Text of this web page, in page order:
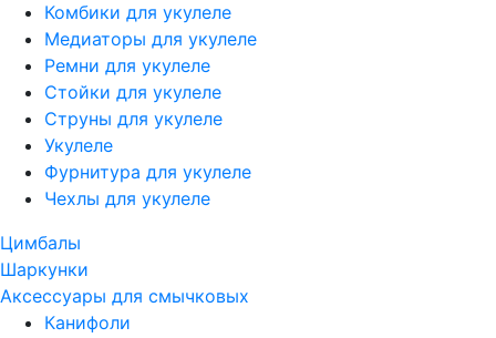
Комбики для укулеле
Медиаторы для укулеле
Ремни для укулеле
Стойки для укулеле
Струны для укулеле
Укулеле
Фурнитура для укулеле
Чехлы для укулеле
Цимбалы
Шаркунки
Аксессуары для смычковых
Канифоли